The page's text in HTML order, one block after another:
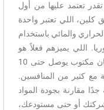
تعتمد عليها من أول
اللي تعتبر واحدة
والمائي باستخدام
اللي يميزهم فعلاً هو
سرعة الاستجابة، والفحص المجاني، وضمان مكتوب يوصل حتى 10
كثير من المنافسين.
مقارنة بجودة المواد
أو حتى مستودعك،